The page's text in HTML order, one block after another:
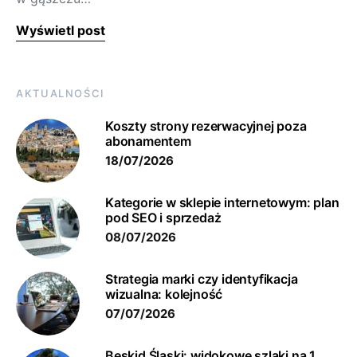
Wyświetl post
AKTUALNOŚCI
Koszty strony rezerwacyjnej poza
abonamentem
18/07/2026
Kategorie w sklepie internetowym: plan
pod SEO i sprzedaż
08/07/2026
Strategia marki czy identyfikacja
wizualna: kolejność
07/07/2026